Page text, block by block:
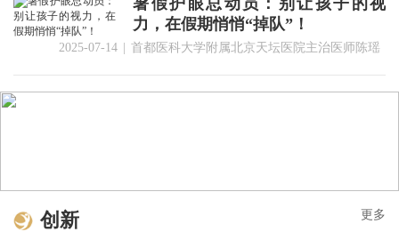
力，在假期悄悄“掉队”！
2025-07-14 | 首都医科大学附属北京天坛医院主治医师陈瑶
创新 更多